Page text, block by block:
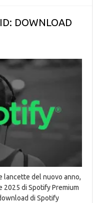
DOWNLOAD
lancette del nuovo anno,
2025 di Spotify Premium
di Spotify